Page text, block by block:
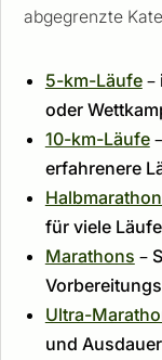
abgegrenzte
5-km-Läufe–
oder
10-km-Läufe
erfahrenere
für viele
Marathons –
Ultra-
und